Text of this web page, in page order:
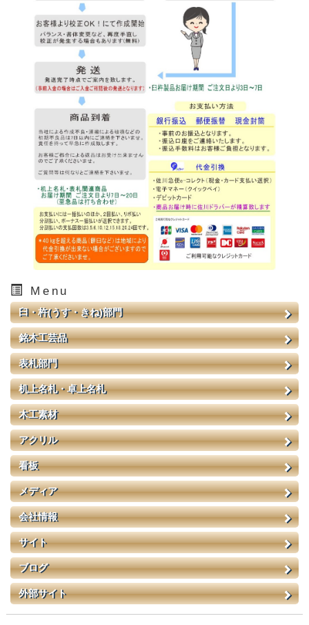
Menu
臼・杵(うす・きね)部門
銘木工芸品
表札部門
机上名札・卓上名札
木工素材
アクリル
看板
メディア
会社情報
サイト
ブログ
外部サイト